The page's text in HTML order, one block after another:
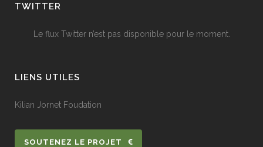
TWITTER
Le flux Twitter n’est pas disponible pour le moment.
LIENS UTILES
Kilian Jornet Foudation
SOUTENEZ LE PROJET